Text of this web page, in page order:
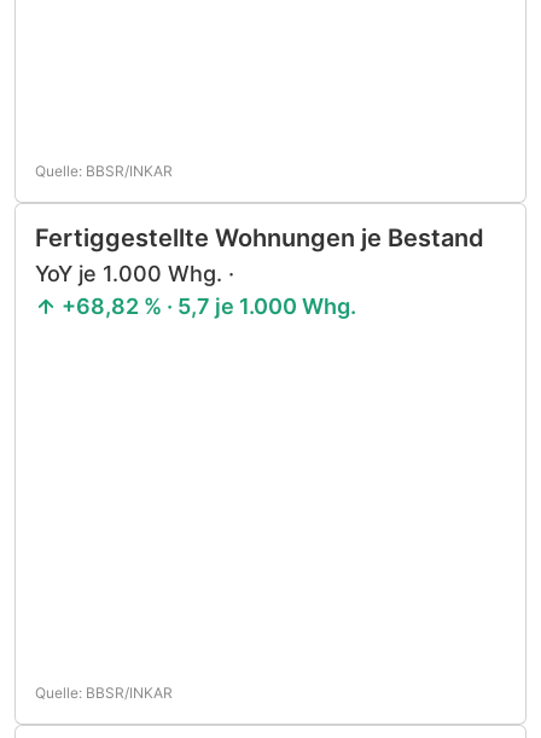
Quelle: BBSR/INKAR
Fertiggestellte Wohnungen je Bestand
YoY je 1.000 Whg. ·
+68,82 % · 5,7 je 1.000 Whg.
Quelle: BBSR/INKAR